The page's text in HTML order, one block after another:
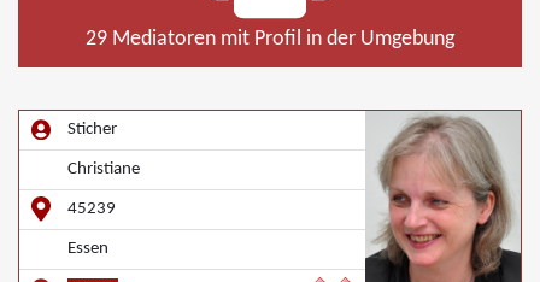
29 Mediatoren mit Profil in der Umgebung
Sticher
Christiane
45239
Essen